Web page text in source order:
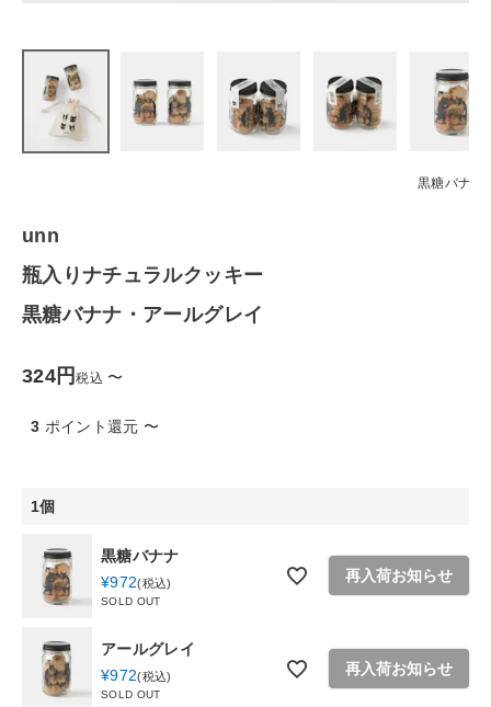
CATEGORY
ナチュラル服
生活雑貨
食品
ブランド
特集
お問い合わせ
黒糖バナナ
unn
瓶入りナチュラルクッキー
黒糖バナナ・アールグレイ
324 税込 〜
3 ポイント還元 〜
1個
黒糖バナナ
¥972 税込
SOLD OUT
再入荷お知らせ
アールグレイ
¥972 税込
SOLD OUT
再入荷お知らせ